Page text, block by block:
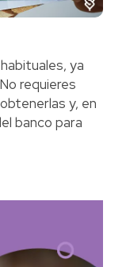
ya
requieres
y, en
banco para